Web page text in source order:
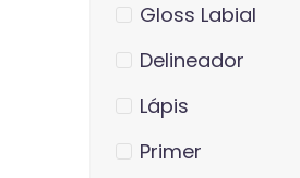
Gloss Labial
Delineador
Lápis
Primer